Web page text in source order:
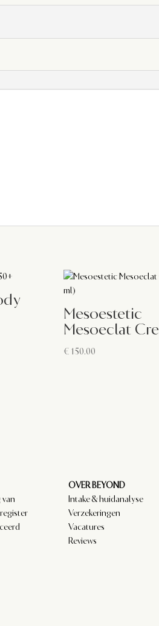
Mesoestetic
Mesoeclat
€150.00
van
OVER BEYOND
Intake & huidanalyse
Verzekeringen
Vacatures
Reviews